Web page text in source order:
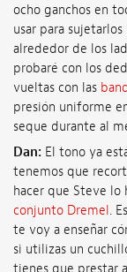
ocho ganchos en
usar para
alrededor de los
probaré con los
vueltas con las
presión uniforme
seque durante al
Dan: El tono ya
tenemos que
hacer que Steve lo
conjunto Dremel.
te voy a enseñar
si utilizas un